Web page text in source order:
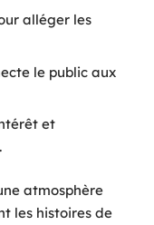
alléger les
le public aux
et
atmosphère
les histoires de